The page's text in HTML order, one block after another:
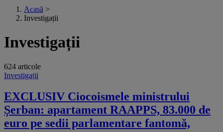
Acasă >
Investigații
Investigații
624 articole
Investigații
EXCLUSIV Ciocoismele ministrului
Șerban: apartament RAAPPS, 83.000 de
euro pe sedii parlamentare fantomă,